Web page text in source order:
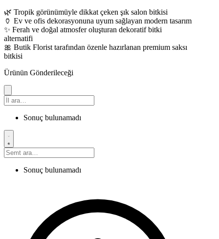
🌿 Tropik görünümüyle dikkat çeken şık salon bitkisi
🏺 Ev ve ofis dekorasyonuna uyum sağlayan modern tasarım
✨ Ferah ve doğal atmosfer oluşturan dekoratif bitki
alternatifi
🎀 Butik Florist tarafından özenle hazırlanan premium saksı
bitkisi
Ürünün Gönderileceği
Sonuç bulunamadı
Sonuç bulunamadı